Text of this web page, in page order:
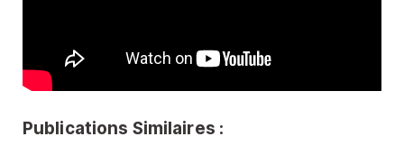
Publications Similaires :